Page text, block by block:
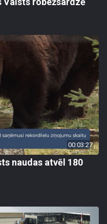
00:03:27
naudas atvēl 180